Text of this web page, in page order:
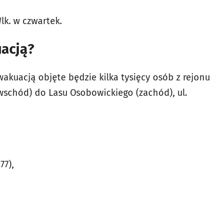
w czwartek.
objęte będzie kilka tysięcy osób z rejonu
do Lasu Osobowickiego (zachód), ul.